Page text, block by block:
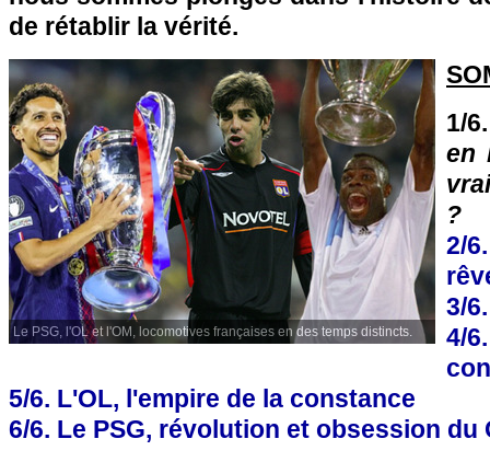
de rétablir la vérité.
Le PSG, l'OL et l'OM, locomotives françaises en des temps distincts.
1/
en
?
2/
3/
5/6. L'OL, l'empire de la constance
6/6. Le PSG, révolution et obsession du